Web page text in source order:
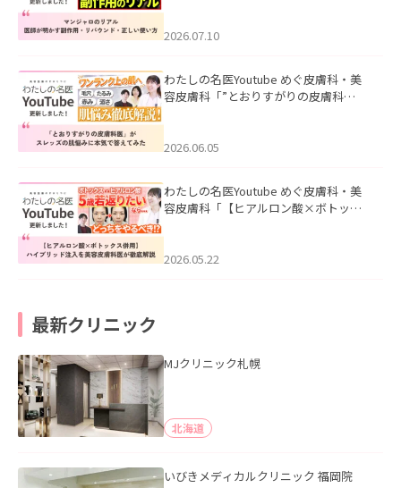
た。
2026.07.10
わたしの名医Youtube めぐ皮膚科・美
容皮膚科「”とおりすがりの皮膚科
2026.06.05
わたしの名医Youtube めぐ皮膚科・美
容皮膚科「【ヒアルロン酸×ボトック
た。
2026.05.22
最新クリニック
MJクリニック札幌
北海道
いびきメディカルクリニック 福岡院